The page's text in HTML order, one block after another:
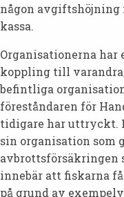
någon avgiftshöjning
kassa.
Organisationerna
koppling till
befintliga
föreståndaren för
tidigare har uttryckt.
sin organisation som
avbrottsförsäkringen
innebär att fiskarna
på grund av